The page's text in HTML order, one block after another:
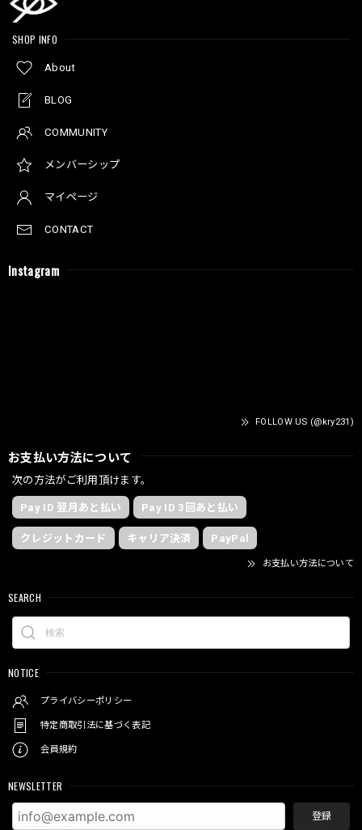
SHOP INFO
About
BLOG
COMMUNITY
メンバーシップ
マイページ
CONTACT
Instagram
FOLLOW US (@kry231)
お支払い方法について
次の方法がご利用頂けます。
Pay ID 翌月あと払い Pay ID 3回あと払い
クレジットカード キャリア決済 PayPal
お支払い方法について
SEARCH
NOTICE
プライバシーポリシー
特定商取引法に基づく表記
会員規約
NEWSLETTER
登録